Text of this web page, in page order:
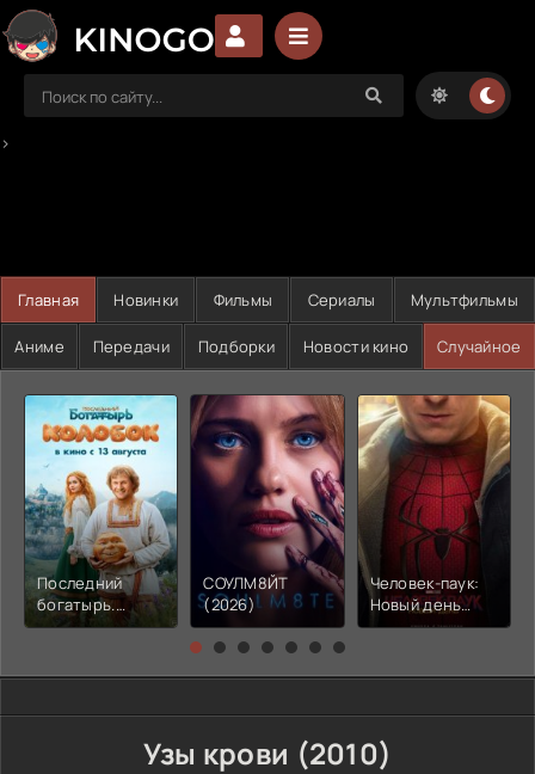
>
Главная Новинки Фильмы Сериалы Мультфильмы
Аниме Передачи Подборки Новости кино Случайное
Последний
богатырь.
Колобок (2026)
СОУЛМ8ЙТ
(2026)
Человек-паук:
Новый день
(2026)
Узы крови (2010)